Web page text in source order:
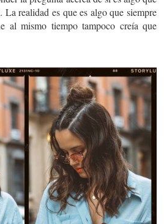
La realidad es que es algo que siempre
al mismo tiempo tampoco creía que